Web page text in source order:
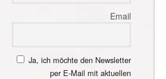
Email
Ja, ich möchte den Newsletter
per E-Mail mit aktuellen